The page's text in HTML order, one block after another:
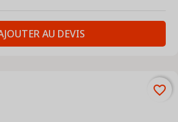
AU DEVIS
favorite_border